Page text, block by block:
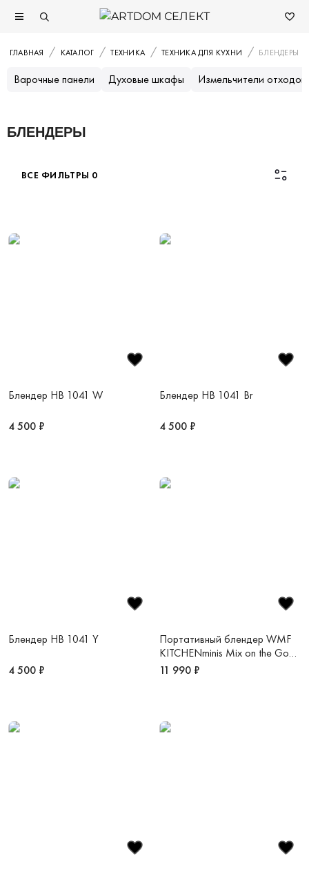
ГЛАВНАЯ КАТАЛОГ ТЕХНИКА ТЕХНИКА ДЛЯ КУХНИ БЛЕНДЕРЫ
Варочные панели Духовые шкафы Измельчители отходов
БЛЕНДЕРЫ
ВСЕ ФИЛЬТРЫ 0
Блендер HB 1041 W
4 500 ₽
Блендер HB 1041 Br
4 500 ₽
Блендер HB 1041 Y
4 500 ₽
Портативный блендер WMF
KITCHENminis Mix on the Go
0,3 л
11 990 ₽